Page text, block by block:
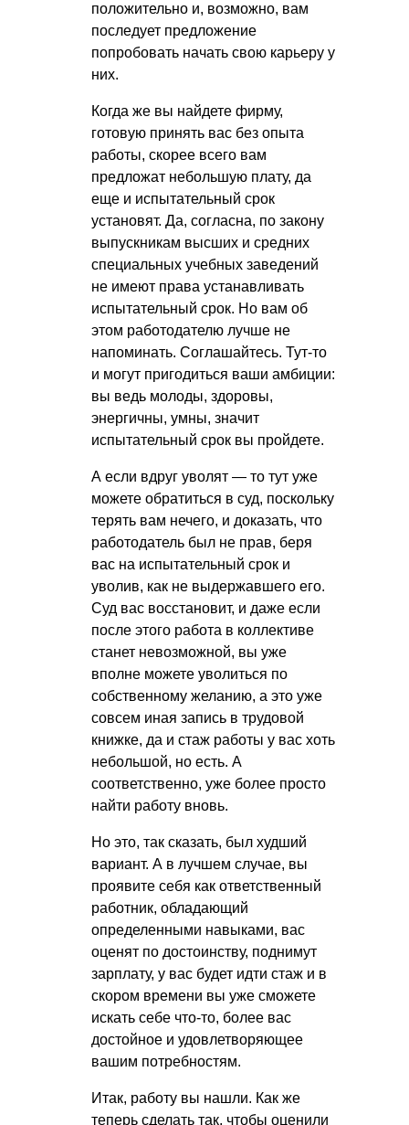
положительно и, возможно, вам
последует предложение
попробовать начать свою карьеру у
них.
Когда же вы найдете фирму,
готовую принять вас без опыта
работы, скорее всего вам
предложат небольшую плату, да
еще и испытательный срок
установят. Да, согласна, по закону
выпускникам высших и средних
специальных учебных заведений
не имеют права устанавливать
испытательный срок. Но вам об
этом работодателю лучше не
напоминать. Соглашайтесь. Тут-то
и могут пригодиться ваши амбиции:
вы ведь молоды, здоровы,
энергичны, умны, значит
испытательный срок вы пройдете.
А если вдруг уволят — то тут уже
можете обратиться в суд, поскольку
терять вам нечего, и доказать, что
работодатель был не прав, беря
вас на испытательный срок и
уволив, как не выдержавшего его.
Суд вас восстановит, и даже если
после этого работа в коллективе
станет невозможной, вы уже
вполне можете уволиться по
собственному желанию, а это уже
совсем иная запись в трудовой
книжке, да и стаж работы у вас хоть
небольшой, но есть. А
соответственно, уже более просто
найти работу вновь.
Но это, так сказать, был худший
вариант. А в лучшем случае, вы
проявите себя как ответственный
работник, обладающий
определенными навыками, вас
оценят по достоинству, поднимут
зарплату, у вас будет идти стаж и в
скором времени вы уже сможете
искать себе что-то, более вас
достойное и удовлетворяющее
вашим потребностям.
Итак, работу вы нашли. Как же
теперь сделать так, чтобы оценили